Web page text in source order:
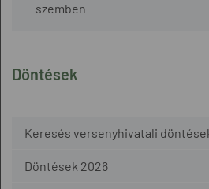
Döntések
Keresés versenyhivatali
Döntések 2026
szemben